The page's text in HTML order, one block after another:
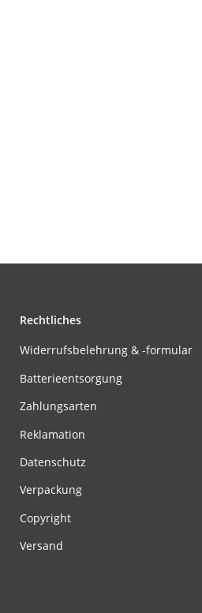
Rechtliches
Widerrufsbelehrung & -formular
Batterieentsorgung
Zahlungsarten
Reklamation
Datenschutz
Verpackung
Copyright
Versand